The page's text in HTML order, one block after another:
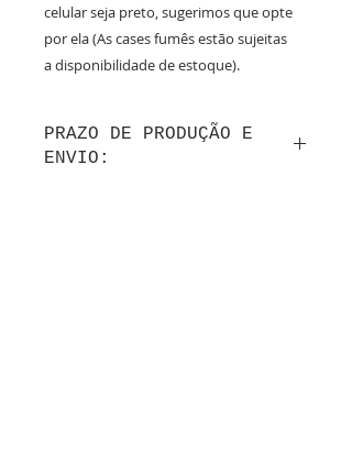
celular seja preto, sugerimos que opte
por ela (As cases fumês estão sujeitas
a disponibilidade de estoque).
PRAZO DE PRODUÇÃO E
ENVIO: